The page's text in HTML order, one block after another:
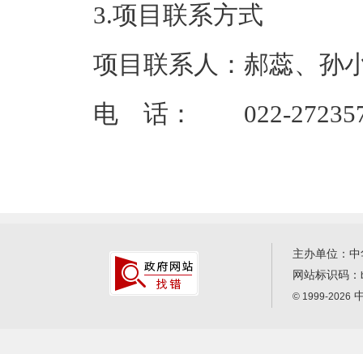
3.项目联系方式
项目联系人：郝蕊、孙
电 话： 022-
主办单位：
网站标识码：
© 1999-2026